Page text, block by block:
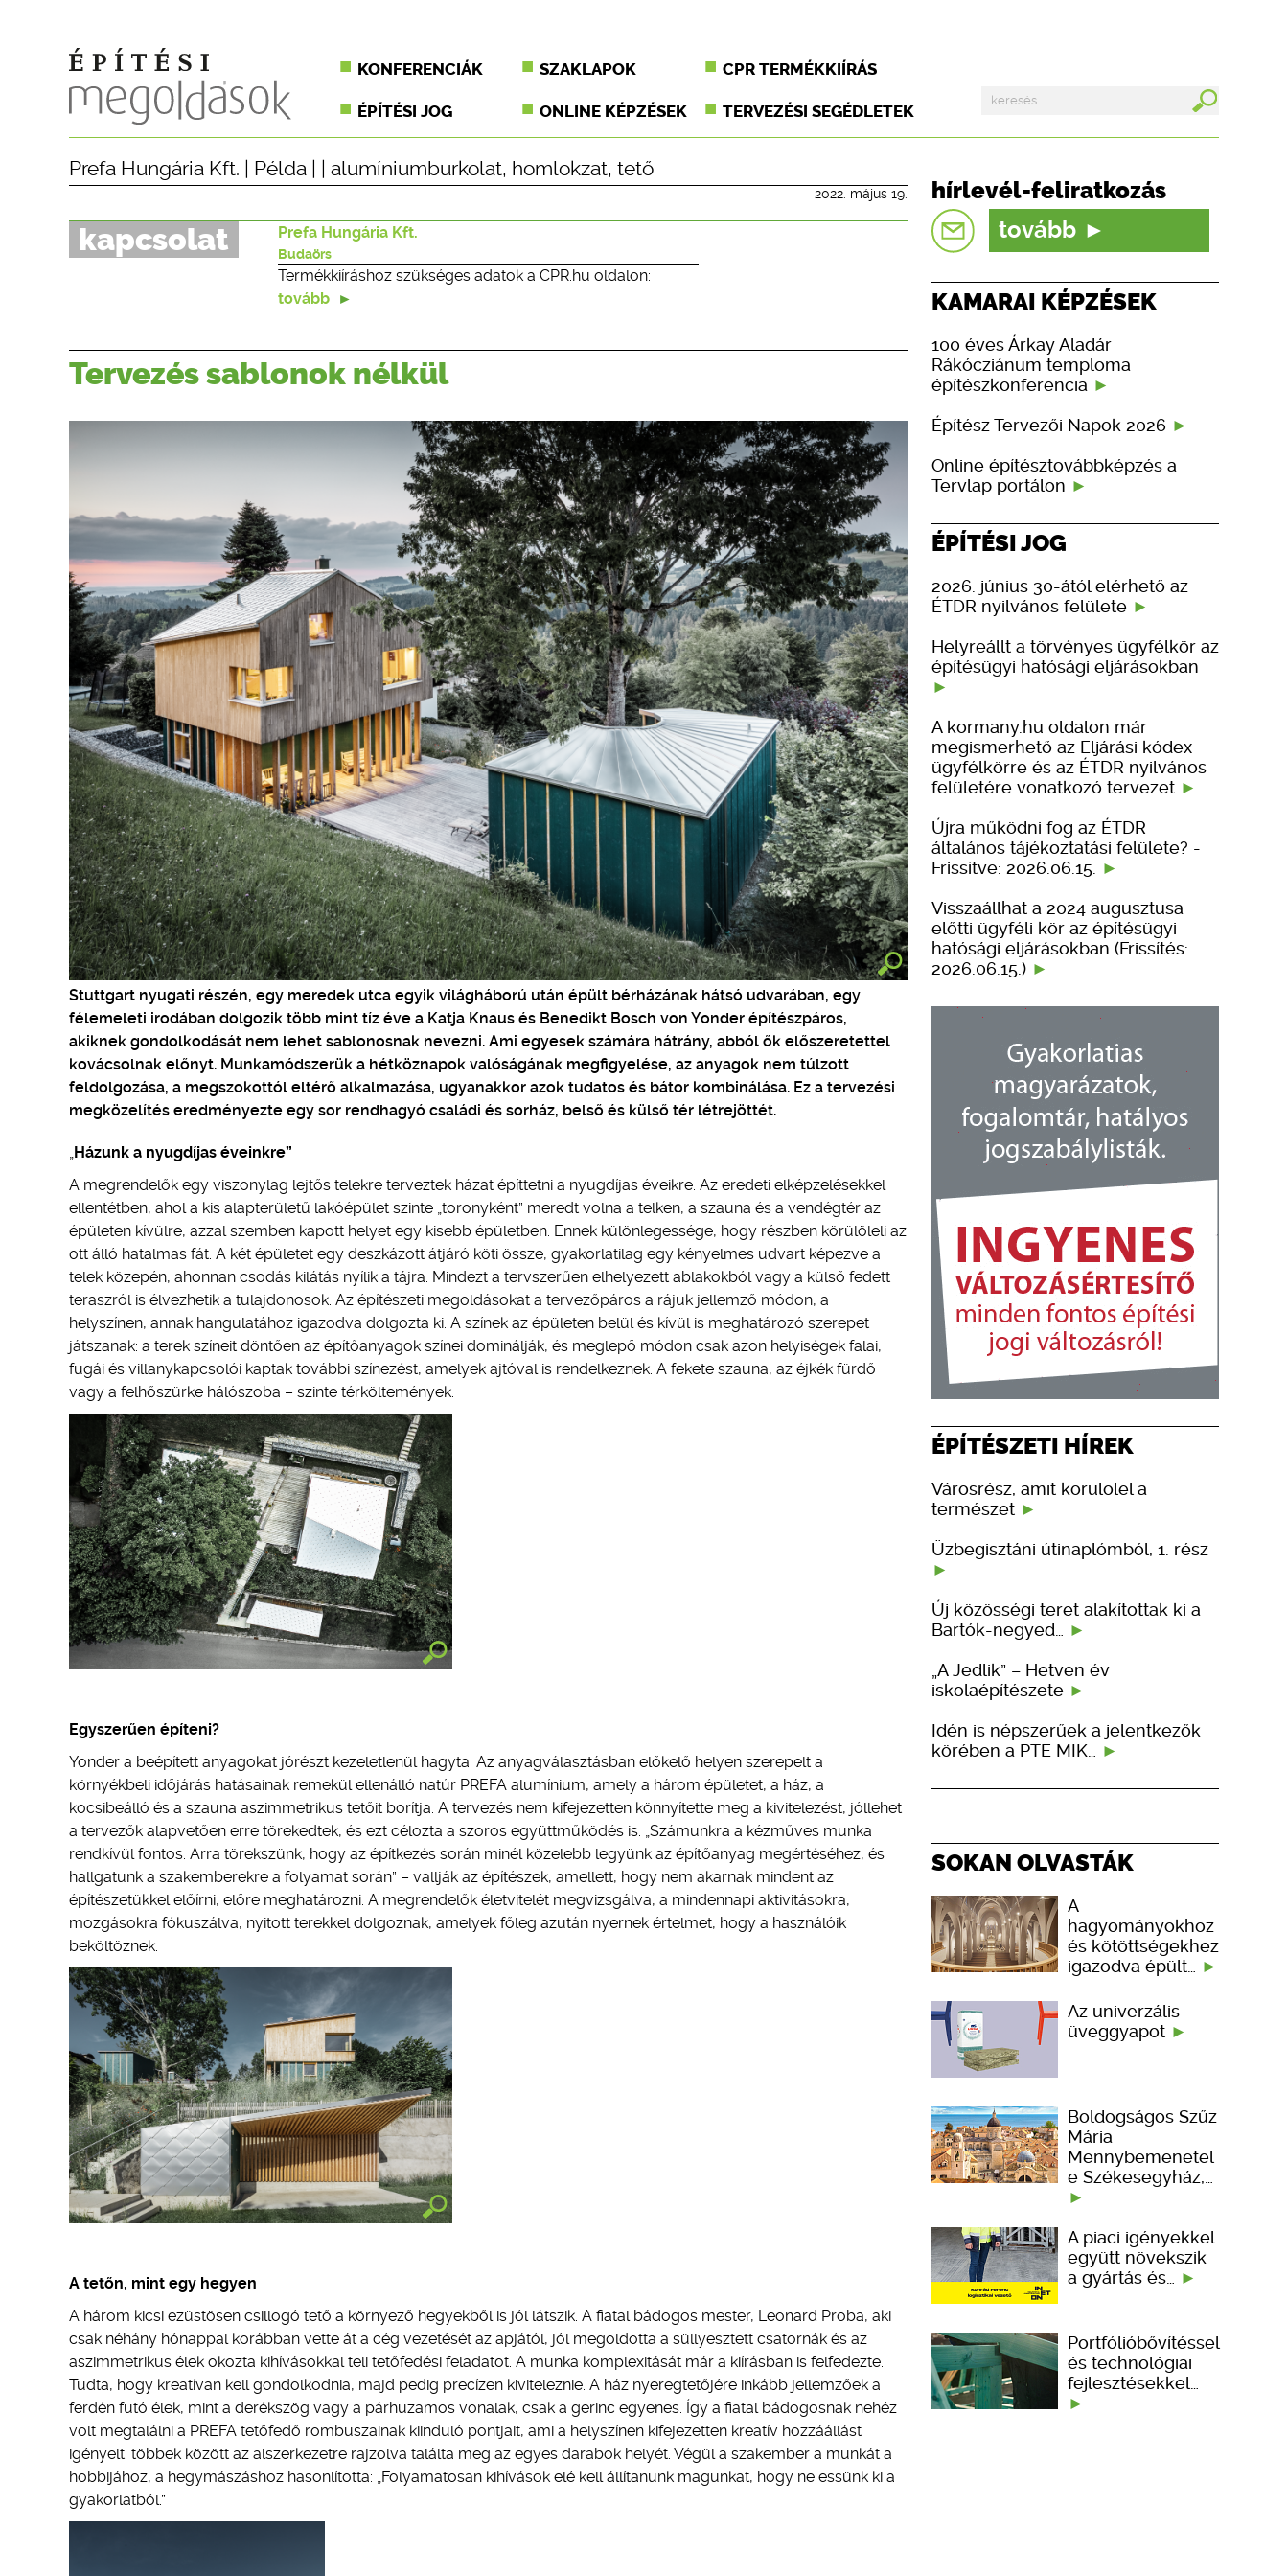
KONFERENCIÁK SZAKLAPOK CPR TERMÉKKIÍRÁS
ÉPÍTÉSI JOG ONLINE KÉPZÉSEK TERVEZÉSI SEGÉDLETEK
Prefa Hungária Kft. Példa alumíniumburkolat, homlokzat, tető
2022. május 19.
kapcsolat Prefa Hungária Kft.
Budaörs
Termékkiíráshoz szükséges adatok a CPR.hu oldalon:
tovább
Tervezés sablonok nélkül
Stuttgart nyugati részén, egy meredek utca egyik világháború után épült bérházának hátsó udvarában, egy
félemeleti irodában dolgozik több mint tíz éve a Katja Knaus és Benedikt Bosch von Yonder építészpáros,
akiknek gondolkodását nem lehet sablonosnak nevezni. Ami egyesek számára hátrány, abból ők előszeretettel
kovácsolnak előnyt. Munkamódszerük a hétköznapok valóságának megfigyelése, az anyagok nem túlzott
feldolgozása, a megszokottól eltérő alkalmazása, ugyanakkor azok tudatos és bátor kombinálása. Ez a tervezési
megközelítés eredményezte egy sor rendhagyó családi és sorház, belső és külső tér létrejöttét.
„Házunk a nyugdíjas éveinkre”
A megrendelők egy viszonylag lejtős telekre terveztek házat építtetni a nyugdíjas éveikre. Az eredeti elképzelésekkel
ellentétben, ahol a kis alapterületű lakóépület szinte „toronyként” meredt volna a telken, a szauna és a vendégtér az
épületen kívülre, azzal szemben kapott helyet egy kisebb épületben. Ennek különlegessége, hogy részben körülöleli az
ott álló hatalmas fát. A két épületet egy deszkázott átjáró köti össze, gyakorlatilag egy kényelmes udvart képezve a
telek közepén, ahonnan csodás kilátás nyílik a tájra. Mindezt a tervszerűen elhelyezett ablakokból vagy a külső fedett
teraszról is élvezhetik a tulajdonosok. Az építészeti megoldásokat a tervezőpáros a rájuk jellemző módon, a
helyszínen, annak hangulatához igazodva dolgozta ki. A színek az épületen belül és kívül is meghatározó szerepet
játszanak: a terek színeit döntően az építőanyagok színei dominálják, és meglepő módon csak azon helyiségek falai,
fugái és villanykapcsolói kaptak további színezést, amelyek ajtóval is rendelkeznek. A fekete szauna, az éjkék fürdő
vagy a felhőszürke hálószoba – szinte térköltemények.
Egyszerűen építeni?
Yonder a beépített anyagokat jórészt kezeletlenül hagyta. Az anyagválasztásban előkelő helyen szerepelt a
környékbeli időjárás hatásainak remekül ellenálló natúr PREFA alumínium, amely a három épületet, a ház, a
kocsibeálló és a szauna aszimmetrikus tetőit borítja. A tervezés nem kifejezetten könnyítette meg a kivitelezést, jóllehet
a tervezők alapvetően erre törekedtek, és ezt célozta a szoros együttműködés is. „Számunkra a kézműves munka
rendkívül fontos. Arra törekszünk, hogy az építkezés során minél közelebb legyünk az építőanyag megértéséhez, és
hallgatunk a szakemberekre a folyamat során” – vallják az építészek, amellett, hogy nem akarnak mindent az
építészetükkel előírni, előre meghatározni. A megrendelők életvitelét megvizsgálva, a mindennapi aktivitásokra,
mozgásokra fókuszálva, nyitott terekkel dolgoznak, amelyek főleg azután nyernek értelmet, hogy a használóik
beköltöznek.
A tetőn, mint egy hegyen
A három kicsi ezüstösen csillogó tető a környező hegyekből is jól látszik. A fiatal bádogos mester, Leonard Proba, aki
csak néhány hónappal korábban vette át a cég vezetését az apjától, jól megoldotta a süllyesztett csatornák és az
aszimmetrikus élek okozta kihívásokkal teli tetőfedési feladatot. A munka komplexitását már a kiírásban is felfedezte.
Tudta, hogy kreatívan kell gondolkodnia, majd pedig precízen kiviteleznie. A ház nyeregtetőjére inkább jellemzőek a
ferdén futó élek, mint a derékszög vagy a párhuzamos vonalak, csak a gerinc egyenes. Így a fiatal bádogosnak nehéz
volt megtalálni a PREFA tetőfedő rombuszainak kiinduló pontjait, ami a helyszínen kifejezetten kreatív hozzáállást
igényelt: többek között az alszerkezetre rajzolva találta meg az egyes darabok helyét. Végül a szakember a munkát a
hobbijához, a hegymászáshoz hasonlította: „Folyamatosan kihívások elé kell állítanunk magunkat, hogy ne essünk ki a
gyakorlatból.”
hírlevél-feliratkozás
tovább
KAMARAI KÉPZÉSEK
100 éves Árkay Aladár
Rákócziánum temploma
építészkonferencia
Építész Tervezői Napok 2026
Online építésztovábbképzés a
Tervlap portálon
ÉPÍTÉSI JOG
2026. június 30-ától elérhető az
ÉTDR nyilvános felülete
Helyreállt a törvényes ügyfélkör az
építésügyi hatósági eljárásokban
A kormany.hu oldalon már
megismerhető az Eljárási kódex
ügyfélkörre és az ÉTDR nyilvános
felületére vonatkozó tervezet
Újra működni fog az ÉTDR
általános tájékoztatási felülete? -
Frissítve: 2026.06.15.
Visszaállhat a 2024 augusztusa
előtti ügyféli kör az építésügyi
hatósági eljárásokban (Frissítés:
2026.06.15.)
ÉPÍTÉSZETI HÍREK
Városrész, amit körülölel a
természet
Üzbegisztáni útinaplómból, 1. rész
Új közösségi teret alakítottak ki a
Bartók-negyed…
„A Jedlik” – Hetven év
iskolaépítészete
Idén is népszerűek a jelentkezők
körében a PTE MIK…
SOKAN OLVASTÁK
A
hagyományokhoz
és kötöttségekhez
igazodva épült…
Az univerzális
üveggyapot
Boldogságos Szűz
Mária
Mennybemenetel
e Székesegyház,…
A piaci igényekkel
együtt növekszik
a gyártás és…
Portfólióbővítéssel
és technológiai
fejlesztésekkel…